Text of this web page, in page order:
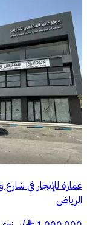
عمارة للإيجار في
الرياض